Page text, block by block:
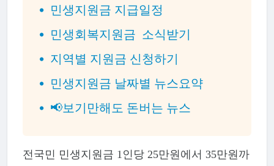
민생지원금 지급일정
민생회복지원금 소식받기
지역별 지원금 신청하기
민생지원금 날짜별 뉴스요약
📢보기만해도 돈버는 뉴스
전국민 민생지원금 1인당 25만원에서 35만원까